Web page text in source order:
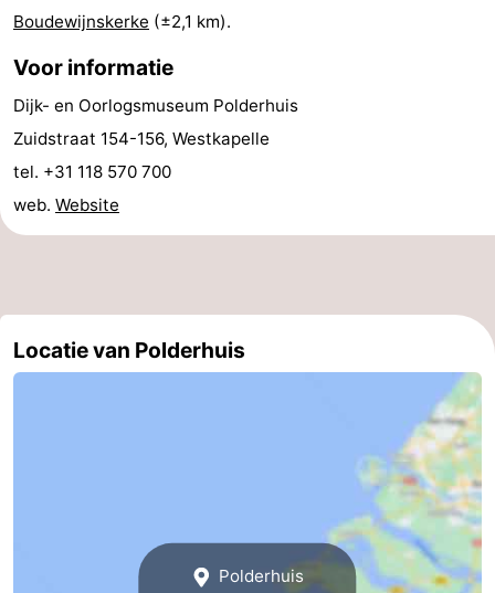
Bruinisse
-
Natuur
Oosterschelde
-
Burgh
Haamstede
Natuur
Schouwen
Walcheren
Natuur
-
Boudewijnskerke (±2,1 km).
Voor informatie
Dijk- en Oorlogsmuseum Polderhuis
Zuidstraat 154-156, Westkapelle
tel. +31 118 570 700
web. Website
Locatie van Polderhuis
Polderhuis